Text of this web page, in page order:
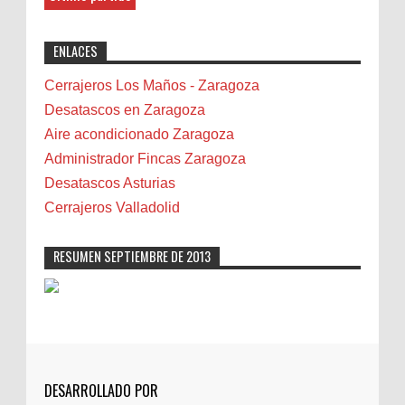
"Great post! Resources like this are
professional solutions. Highly recommended!"
Benalmádena
Bicicletas
Bilbao
Biota
Camareta
Cáncer
Carmela Sauras
Carnavales
Castellón
Cerrajeros
Cocinas
ENLACES
Cerrajeros Los Maños - Zaragoza
Desatascos en Zaragoza
Aire acondicionado Zaragoza
Administrador Fincas Zaragoza
Desatascos Asturias
Cerrajeros Valladolid
RESUMEN SEPTIEMBRE DE 2013
DESARROLLADO POR